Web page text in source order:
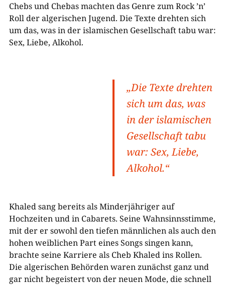
Chebs und Chebas machten das Genre zum Rock ’n’
Roll der algerischen Jugend. Die Texte drehten sich
um das, was in der islamischen Gesellschaft tabu war:
Sex, Liebe, Alkohol.
„Die Texte drehten
sich um das, was
in der islamischen
Gesellschaft tabu
war: Sex, Liebe,
Alkohol.“
Khaled sang bereits als Minderjähriger auf
Hochzeiten und in Cabarets. Seine Wahnsinnsstimme,
mit der er sowohl den tiefen männlichen als auch den
hohen weiblichen Part eines Songs singen kann,
brachte seine Karriere als Cheb Khaled ins Rollen.
Die algerischen Behörden waren zunächst ganz und
gar nicht begeistert von der neuen Mode, die schnell